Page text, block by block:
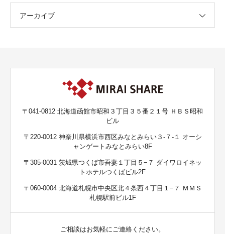
アーカイブ
〒041-0812 北海道函館市昭和３丁目３５番２１号 ＨＢＳ昭和
ビル
〒220-0012 神奈川県横浜市西区みなとみらい３-７-１ オーシ
ャンゲートみなとみらい8F
〒305-0031 茨城県つくば市吾妻１丁目５−７ ダイワロイネッ
トホテルつくばビル2F
〒060-0004 北海道札幌市中央区北４条西４丁目１−７ ＭＭＳ
札幌駅前ビル1F
ご相談はお気軽にご連絡ください。